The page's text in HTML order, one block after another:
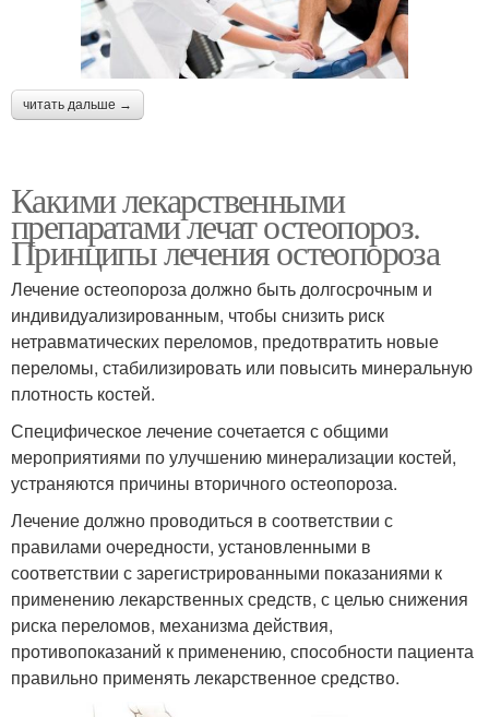
читать дальше →
Какими лекарственными
препаратами лечат остеопороз.
Принципы лечения остеопороза
Лечение остеопороза должно быть долгосрочным и
индивидуализированным, чтобы снизить риск
нетравматических переломов, предотвратить новые
переломы, стабилизировать или повысить минеральную
плотность костей.
Специфическое лечение сочетается с общими
мероприятиями по улучшению минерализации костей,
устраняются причины вторичного остеопороза.
Лечение должно проводиться в соответствии с
правилами очередности, установленными в
соответствии с зарегистрированными показаниями к
применению лекарственных средств, с целью снижения
риска переломов, механизма действия,
противопоказаний к применению, способности пациента
правильно применять лекарственное средство.